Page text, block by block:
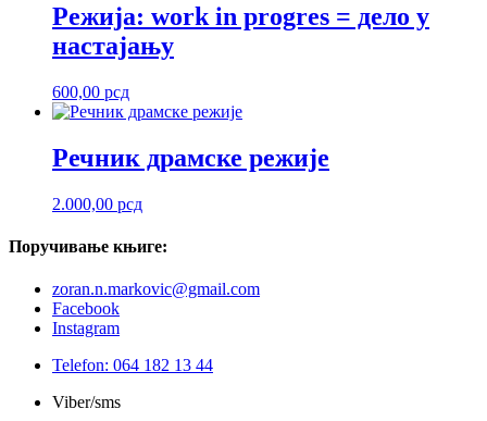
600,00 рсд.
540,00 рсд.
Режија: work in progres = дело у
настајању
600,00 рсд
Речник драмске режије
2.000,00 рсд
Поручивање књиге:
zoran.n.markovic@gmail.com
Facebook
Instagram
Telefon: 064 182 13 44
Viber/sms